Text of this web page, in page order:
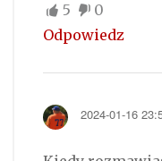
5
0
Odpowiedz
2024-01-16